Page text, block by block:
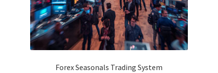
Forex Seasonals Trading System